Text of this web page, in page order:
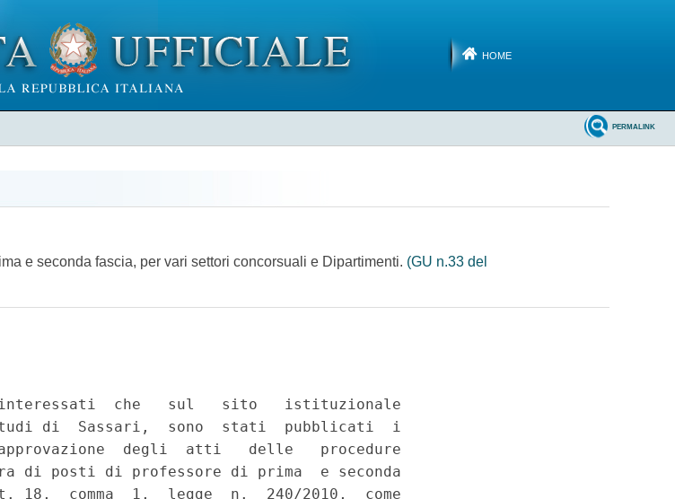
HOME
PERMALINK
e seconda fascia, per vari settori concorsuali e Dipartimenti. (GU n.33 del